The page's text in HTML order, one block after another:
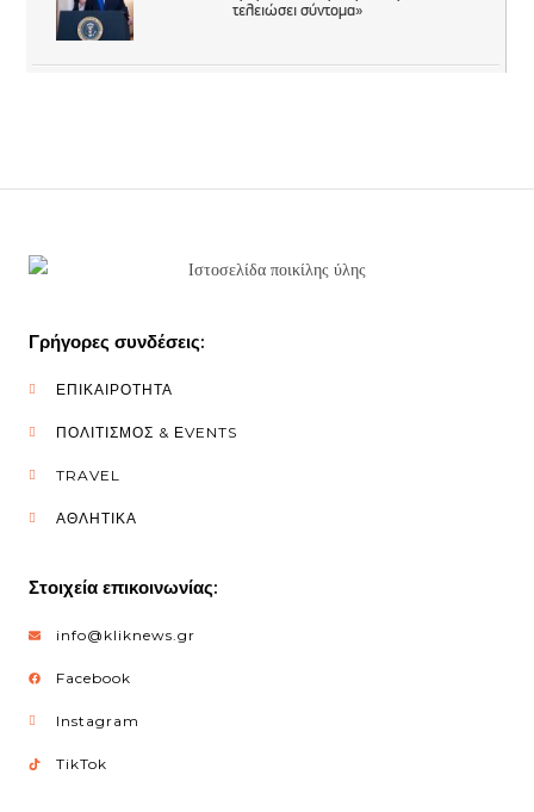
Γρήγορες συνδέσεις:
ΕΠΙΚΑΙΡΟΤΗΤΑ
ΠΟΛΙΤΙΣΜΟΣ & ΕVENTS
TRAVEL
ΑΘΛΗΤΙΚΑ
Στοιχεία επικοινωνίας:
info@kliknews.gr
Facebook
Instagram
TikTok